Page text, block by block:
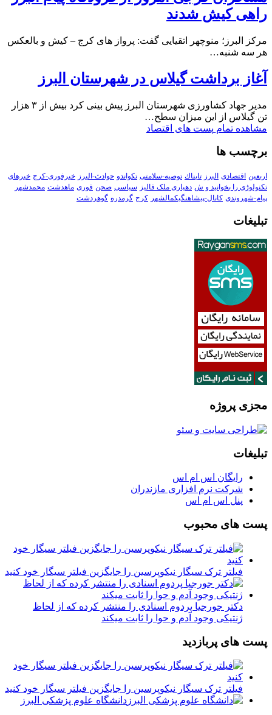
راهی کیش شدند
مرکز البرز؛ منوچهر اتقیایی گفت: پرواز های کرج – کیش و بالعکس
هر سه شنبه…
آغاز برداشت گیلاس در شهرستان البرز
مدیر جهاد کشاورزی شهرستان البرز پیش بینی کرد بیش از ۳ هزار
تن گیلاس از این میزان سطح…
مشاهده تمام پست های اقتصاد
برچسب ها
اربعین اقتصادی البرز تابناك توصیه-سلامتی تکواندو حوادث-البرز خبرفوری-کرج خبرهای
تکنولوڑی را بخوانید و ش دهیاری ملک فالیز سیاسی صحن فوری ماهدشت محمدشهر
پیام-شهروندی کانال-پیشاهنگیکمالشهر کرج گرمدره گوهردشت
تبلیغات
مجزی پروژه
تبلیغات
رایگان اس ام اس
شرکت نرم افزاری مازندران
پنل اس ام اس
پست های محبوب
فیلتر ترک سیگار نیکوپرسین را جایگزین فیلتر سیگار خود کنید
دکتر جورجیا پردوم اسنادی را منتشر کرده که از لحاظ
ژنتیکی وجود آدم و حوا را ثابت میکند
پست های پربازدید
فیلتر ترک سیگار نیکوپرسین را جایگزین فیلتر سیگار خود کنید
دانشگاه علوم پزشکی البرز